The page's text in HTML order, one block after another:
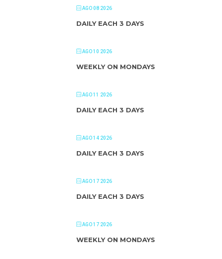
AGO 08 2026
DAILY EACH 3 DAYS
AGO 10 2026
WEEKLY ON MONDAYS
AGO 11 2026
DAILY EACH 3 DAYS
AGO 14 2026
DAILY EACH 3 DAYS
AGO 17 2026
DAILY EACH 3 DAYS
AGO 17 2026
WEEKLY ON MONDAYS